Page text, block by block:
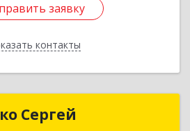
заявку
контакты
заявку
Назад
Сергей
Колиденко Сергей